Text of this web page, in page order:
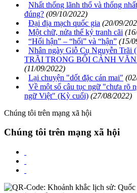
Nhất thống lãnh thổ và thống
đúng? (09/10/2022)
Đại địa mạch quốc gia (20/09/
Một chữ, nửa thế kỷ tranh cãi
“Hối hận” – “hối” và “hận” (15/
Nhân ngày Giỗ Cụ Nguyễn Trãi
TRÃI TRONG BỐI CẢNH
(11/09/2022)
Lại chuyện "dốt đặc cán mai"
Về một số câu tục ngữ "chưa rõ
ngữ Việt" (Kỳ cuối) (27/08/2022)
Chúng tôi trên mạng xã hội
Chúng tôi trên mạng xã hội